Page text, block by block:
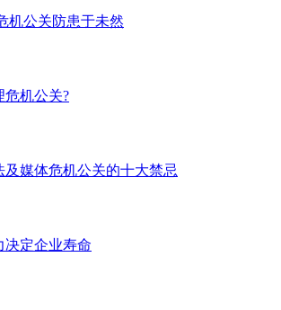
机公关防患于未然
危机公关?
及媒体危机公关的十大禁忌
决定企业寿命